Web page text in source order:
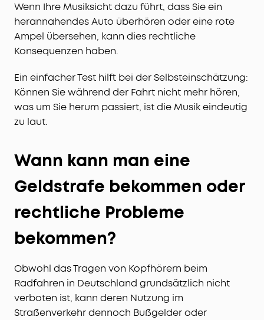
Wenn Ihre Musiksicht dazu führt, dass Sie ein
herannahendes Auto überhören oder eine rote
Ampel übersehen, kann dies rechtliche
Konsequenzen haben.
Ein einfacher Test hilft bei der Selbsteinschätzung:
Können Sie während der Fahrt nicht mehr hören,
was um Sie herum passiert, ist die Musik eindeutig
zu laut.
Wann kann man eine
Geldstrafe bekommen oder
rechtliche Probleme
bekommen?
Obwohl das Tragen von Kopfhörern beim
Radfahren in Deutschland grundsätzlich nicht
verboten ist, kann deren Nutzung im
Straßenverkehr dennoch Bußgelder oder